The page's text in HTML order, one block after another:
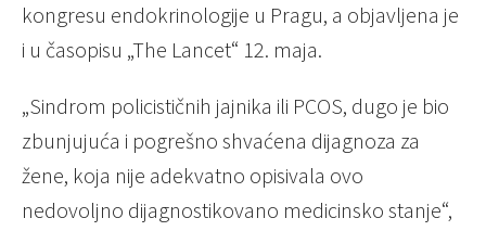
kongresu endokrinologije u Pragu, a objavljena je
i u časopisu „The Lancet“ 12. maja.
„Sindrom policističnih jajnika ili PCOS, dugo je bio
zbunjujuća i pogrešno shvaćena dijagnoza za
žene, koja nije adekvatno opisivala ovo
nedovoljno dijagnostikovano medicinsko stanje“,